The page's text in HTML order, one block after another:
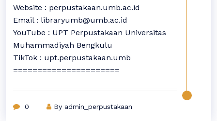
Website : perpustakaan.umb.ac.id
Email : libraryumb@umb.ac.id
YouTube : UPT Perpustakaan Universitas
Muhammadiyah Bengkulu
TikTok : upt.perpustakaan.umb
======================
0 By admin_perpustakaan